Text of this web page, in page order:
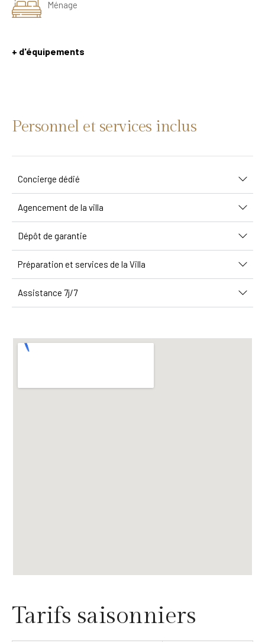
Ménage
+ d'équipements
Personnel et services inclus
Concierge dédié
Agencement de la villa
Dépôt de garantie
Préparation et services de la Villa
Assistance 7j/7
Tarifs saisonniers